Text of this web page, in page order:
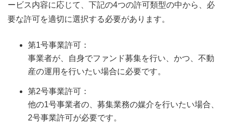
ービス内容に応じて、下記の4つの許可類型の中から、必
要な許可を適切に選択する必要があります。
第1号事業許可：
事業者が、自身でファンド募集を行い、かつ、不動
産の運用を行いたい場合に必要です。
第2号事業許可：
他の1号事業者の、募集業務の媒介を行いたい場合、
2号事業許可が必要です。